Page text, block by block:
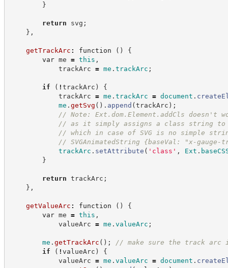
}
return svg ;
} ,
getTrackArc : function ( )
{
var me = this ,
trackArc = me . trackArc ;
if ( ! trackArc )
{
trackArc = me . trackArc = document .
me . getSvg ( ) . append (trackArc ) ;
// Note: Ext.dom.Element.addCls doesn't
// as it simply assigns a class string to
// which in case of SVG is no simple
// SVGAnimatedString {baseVal: "x-
trackArc . setAttribute ( ' class ' , Ext .
}
return trackArc ;
} ,
getValueArc : function ( )
{
var me = this ,
valueArc = me . valueArc ;
me . getTrackArc ( ) ; // make sure the track
if
( ! valueArc )
{
valueArc = me . valueArc = document .